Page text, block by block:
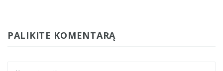
PALIKITE KOMENTARĄ